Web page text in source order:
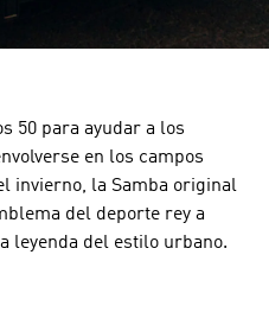
50 para ayudar a los
en los campos
invierno, la Samba original
del deporte rey a
leyenda del estilo urbano.